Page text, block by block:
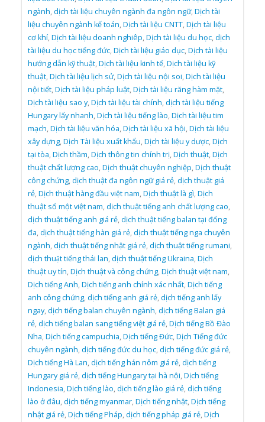
ngành,dịch tài liệu chuyên ngành đa ngôn ngữ,Dịch tài
liệu chuyên ngành kế toán,Dịch tài liệu CNTT,Dịch tài liệu
cơ khí,Dịch tài liệu doanh nghiêp,Dịch tài liệu du học,dịch
tài liệu du học tiếng đức,Dịch tài liệu giáo dục,Dịch tài liệu
hướng dẫn kỹ thuật,Dịch tài liệu kinh tế,Dịch tài liệu kỹ
thuật,Dịch tài liệu lịch sử,Dịch tài liệu nội soi,Dịch tài liệu
nội tiết,Dịch tài liệu pháp luật,Dịch tài liệu răng hàm mặt,
Dịch tài liệu sao y,Dịch tài liệu tài chính,dịch tài liệu tiếng
Hungary lấy nhanh,Dịch tài liệu tiếng lào,Dịch tài liệu tim
mạch,Dịch tài liệu văn hóa,Dịch tài liệu xã hội,Dịch tài liệu
xây dựng,Dịch Tài liệu xuất khẩu,Dịch tài liệu y dược,Dịch
tại tòa,Dịch thầm,Dịch thông tin chính trị,Dịch thuật,Dịch
thuật chất lượng cao,Dịch thuật chuyên nghiệp,Dịch thuật
công chứng,dịch thuật đa ngôn ngữ giá rẻ,dịch thuật giá
rẻ,Dịch thuật hàng đầu việt nam,Dịch thuật là gì,Dịch
thuật số một việt nam,dịch thuật tiếng anh chất lượng cao,
dịch thuật tiếng anh giá rẻ,dịch thuật tiếng balan tại đống
đa,dịch thuật tiếng hàn giá rẻ,dịch thuật tiếng nga chuyên
ngành,dịch thuật tiếng nhật giá rẻ,dịch thuật tiếng rumani,
dịch thuật tiếng thái lan,dịch thuật tiếng Ukraina,Dịch
thuật uy tín,Dịch thuật và công chứng,Dịch thuật việt nam,
Dịch tiếng Anh,Dịch tiếng anh chính xác nhất,Dịch tiếng
anh công chứng,dịch tiếng anh giá rẻ,dịch tiếng anh lấy
ngay,dịch tiếng balan chuyên ngành,dịch tiếng Balan giá
rẻ,dịch tiếng balan sang tiếng việt giá rẻ,Dịch tiếng Bồ Đào
Nha,Dịch tiếng campuchia,Dịch tiếng Đức,Dịch Tiếng đức
chuyên ngành,dịch tiếng đức du học,dịch tiếng đức giá rẻ,
Dịch tiếng Hà Lan,dịch tiếng hán nôm giá rẻ,dịch tiếng
Hungary giá rẻ,dịch tiếng Hungary tại hà nội,Dịch tiếng
Indonesia,Dịch tiếng lào,dịch tiếng lào giá rẻ,dịch tiếng
lào ở đâu,dịch tiếng myanmar,Dịch tiếng nhật,Dịch tiếng
nhật giá rẻ,Dịch tiếng Pháp,dịch tiếng pháp giá rẻ,Dịch